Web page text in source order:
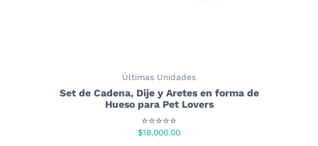
Últimas Unidades
Set de Cadena, Dije y Aretes en forma de
Hueso para Pet Lovers
⭐⭐⭐⭐⭐
$18,000.00